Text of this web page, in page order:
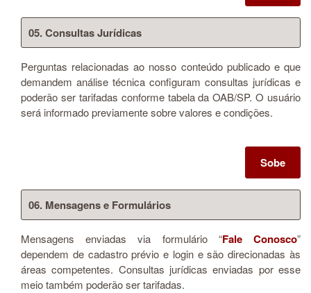
05. Consultas Jurídicas
Perguntas relacionadas ao nosso conteúdo publicado e que
demandem análise técnica configuram consultas jurídicas e
poderão ser tarifadas conforme tabela da OAB/SP. O usuário
será informado previamente sobre valores e condições.
Sobe
06. Mensagens e Formulários
Mensagens enviadas via formulário “Fale Conosco”
dependem de cadastro prévio e login e são direcionadas às
áreas competentes. Consultas jurídicas enviadas por esse
meio também poderão ser tarifadas.